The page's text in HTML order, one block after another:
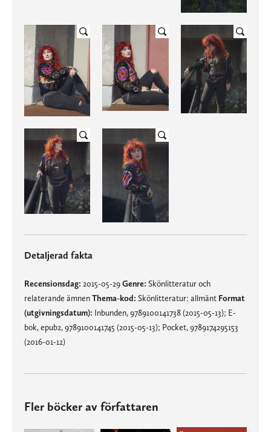
Detaljerad fakta
Recensionsdag: 2015-05-29Genre: Skönlitteratur och
relaterande ämnenThema-kod: Skönlitteratur: allmänt Format
(utgivningsdatum): Inbunden, 9789100141738 (2015-05-13); E-
bok, epub2, 9789100141745 (2015-05-13); Pocket, 9789174295153
(2016-01-12)
Fler böcker av författaren